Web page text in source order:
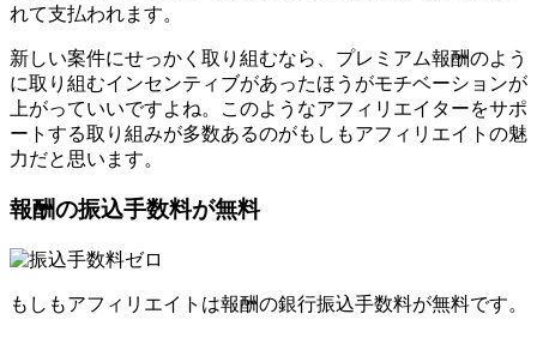
れて支払われます。
新しい案件にせっかく取り組むなら、プレミアム報酬のよう
に取り組むインセンティブがあったほうがモチベーションが
上がっていいですよね。このようなアフィリエイターをサポ
ートする取り組みが多数あるのがもしもアフィリエイトの魅
力だと思います。
報酬の振込手数料が無料
もしもアフィリエイトは報酬の銀行振込手数料が無料です。